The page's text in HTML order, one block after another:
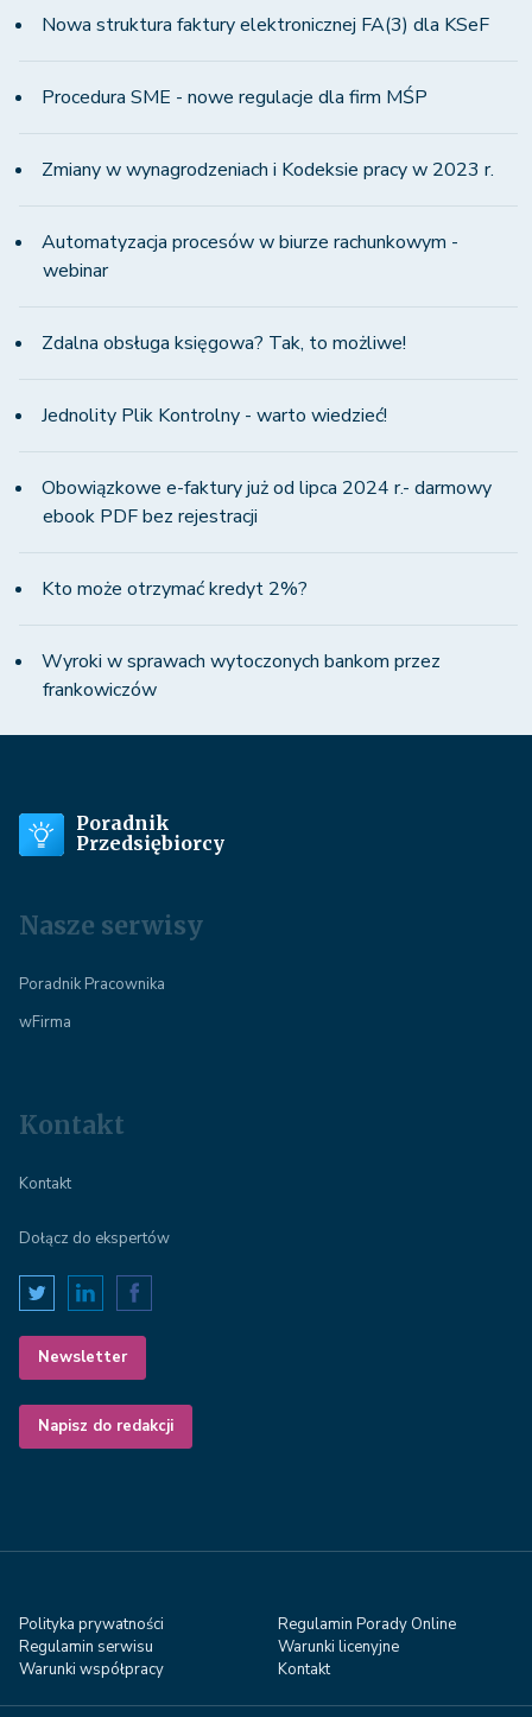
Nowa struktura faktury elektronicznej FA(3) dla KSeF
Procedura SME - nowe regulacje dla firm MŚP
Zmiany w wynagrodzeniach i Kodeksie pracy w 2023 r.
Automatyzacja procesów w biurze rachunkowym -
webinar
Zdalna obsługa księgowa? Tak, to możliwe!
Jednolity Plik Kontrolny - warto wiedzieć!
Obowiązkowe e-faktury już od lipca 2024 r.- darmowy
ebook PDF bez rejestracji
Kto może otrzymać kredyt 2%?
Wyroki w sprawach wytoczonych bankom przez
frankowiczów
Poradnik
Przedsiębiorcy
Nasze serwisy
Poradnik Pracownika
wFirma
Kontakt
Kontakt
Dołącz do ekspertów
Newsletter
Napisz do redakcji
Polityka prywatności
Regulamin Porady Online
Regulamin serwisu
Warunki licenyjne
Warunki współpracy
Kontakt